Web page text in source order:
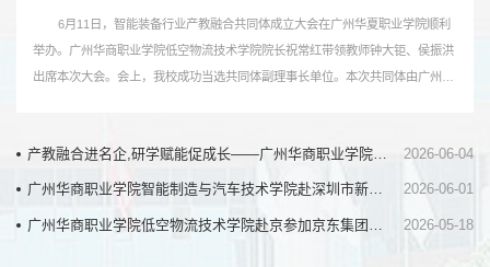
6月11日，智能装备行业产教融合共同体成立大会在广州华夏职业学院顺利
举办。广州华商职业学院低空物流技术学院院长祝常红带领教师钟大钜、侯振洪
出席本次大会。会上，我校成功当选共同体副理事长单位。本次共同体由广州亨
以推动教育链、产业链、人才链、创新链四链深度融合为目...
产教融合进名企,研学赋能促成长——广州华商职业学院学子走进东鹏饮料实地研学 2026-06-04
广州华商职业学院智能制造与汽车技术学院赴深圳市新亿能新能源服务有限公司开展走访调研 2026-06-01
广州华商职业学院低空物流技术学院赴京参加京东集团物流设备高质量人才培养论坛 2026-05-18